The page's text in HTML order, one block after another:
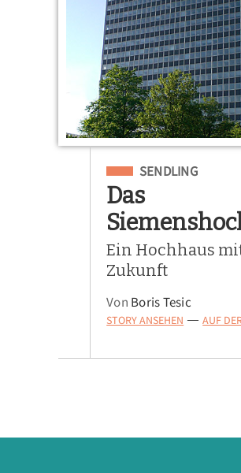
Eingeordnet unter
SENDLING
Das
Ein Hochhaus
Zukunft
Von Boris Tesic
STORY ANSEHEN — AUF